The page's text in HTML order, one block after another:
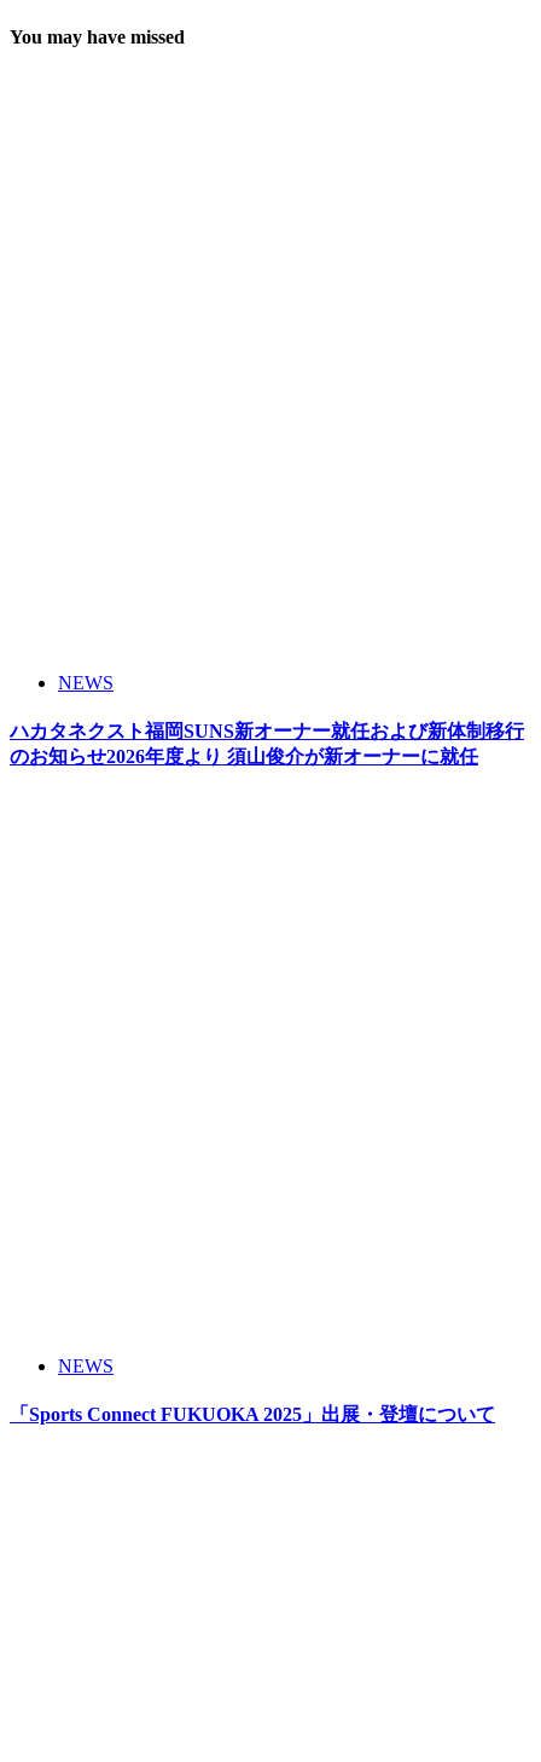
You may have missed
NEWS
ハカタネクスト福岡SUNS新オーナー就任および新体制移行
のお知らせ2026年度より 須山俊介が新オーナーに就任
NEWS
「Sports Connect FUKUOKA 2025」出展・登壇について